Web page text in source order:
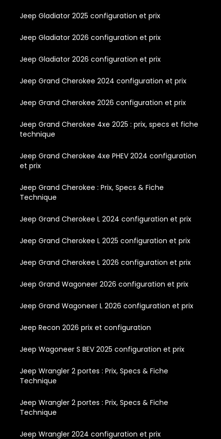
Jeep Gladiator 2025 configuration et prix
Jeep Gladiator 2026 configuration et prix
Jeep Gladiator 2026 configuration et prix
Jeep Grand Cherokee 2024 configuration et prix
Jeep Grand Cherokee 2026 configuration et prix
Jeep Grand Cherokee 4xe 2025 : prix, specs et fiche
technique
Jeep Grand Cherokee 4xe PHEV 2024 configuration
et prix
Jeep Grand Cherokee : Prix, Specs & Fiche
Technique
Jeep Grand Cherokee L 2024 configuration et prix
Jeep Grand Cherokee L 2025 configuration et prix
Jeep Grand Cherokee L 2026 configuration et prix
Jeep Grand Wagoneer 2026 configuration et prix
Jeep Grand Wagoneer L 2026 configuration et prix
Jeep Recon 2026 prix et configuration
Jeep Wagoneer S BEV 2025 configuration et prix
Jeep Wrangler 2 portes : Prix, Specs & Fiche
Technique
Jeep Wrangler 2 portes : Prix, Specs & Fiche
Technique
Jeep Wrangler 2024 configuration et prix